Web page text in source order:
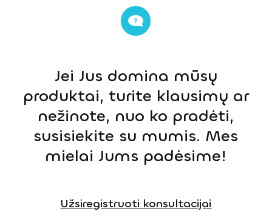
Jei Jus domina mūsų
produktai, turite klausimų ar
nežinote, nuo ko pradėti,
susisiekite su mumis. Mes
mielai Jums padėsime!
Užsiregistruoti konsultacijai